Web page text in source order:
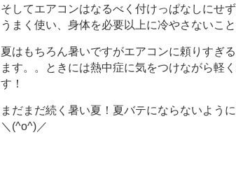
そしてエアコンはなるべく付けっぱなしにせ
うまく使い、身体を必要以上に冷やさないこ
夏はもちろん暑いですがエアコンに頼りすぎ
ます。。ときには熱中症に気をつけながら軽
す！
まだまだ続く暑い夏！夏バテにならないよう
＼(^o^)／